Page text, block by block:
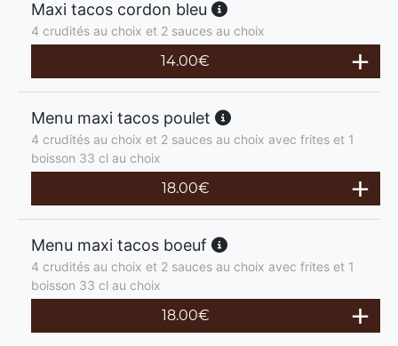
Maxi tacos cordon bleu
4 crudités au choix et 2 sauces au choix
14.00€
Menu maxi tacos poulet
4 crudités au choix et 2 sauces au choix avec frites et 1
boisson 33 cl au choix
18.00€
Menu maxi tacos boeuf
4 crudités au choix et 2 sauces au choix avec frites et 1
boisson 33 cl au choix
18.00€